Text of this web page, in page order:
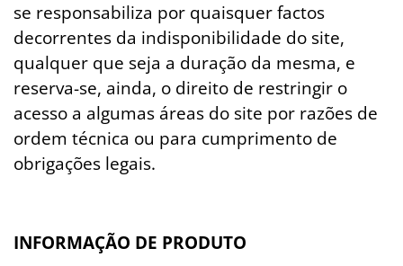
se responsabiliza por quaisquer factos
decorrentes da indisponibilidade do site,
qualquer que seja a duração da mesma, e
reserva-se, ainda, o direito de restringir o
acesso a algumas áreas do site por razões de
ordem técnica ou para cumprimento de
obrigações legais.
INFORMAÇÃO DE PRODUTO